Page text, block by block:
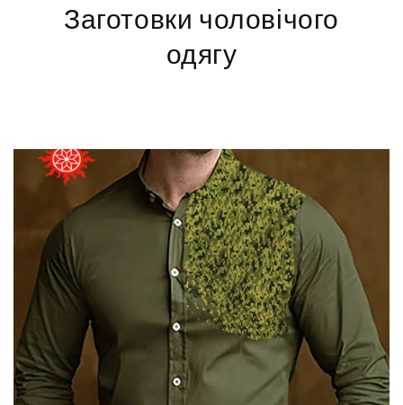
Заготовки чоловічого
одягу